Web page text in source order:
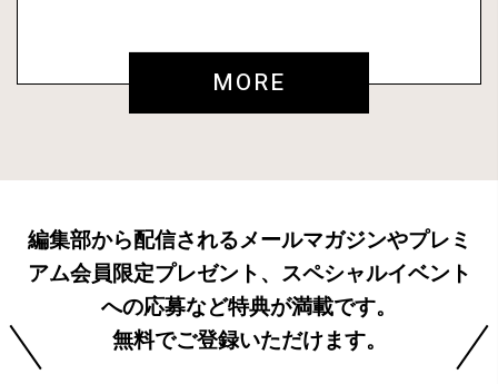
MORE
編集部から配信されるメールマガジンやプレミ
アム会員限定プレゼント、スペシャルイベント
への応募など特典が満載です。
無料でご登録いただけます。